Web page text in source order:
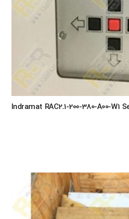
Indramat RAC2.1-200-380-A00-W1